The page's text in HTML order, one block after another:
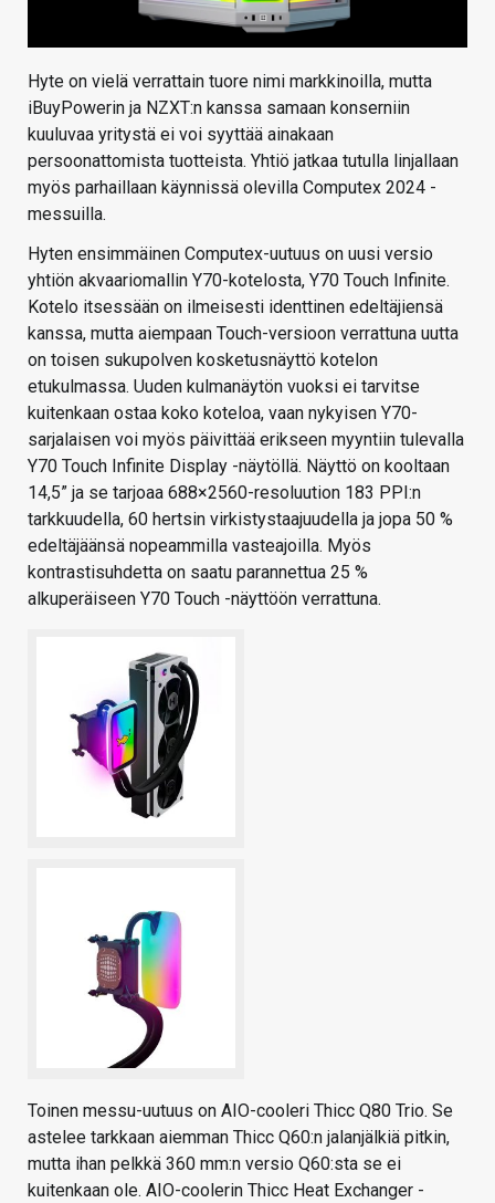
Hyte on vielä verrattain tuore nimi markkinoilla, mutta
iBuyPowerin ja NZXT:n kanssa samaan konserniin
kuuluvaa yritystä ei voi syyttää ainakaan
persoonattomista tuotteista. Yhtiö jatkaa tutulla linjallaan
myös parhaillaan käynnissä olevilla Computex 2024 -
messuilla.
Hyten ensimmäinen Computex-uutuus on uusi versio
yhtiön akvaariomallin Y70-kotelosta, Y70 Touch Infinite.
Kotelo itsessään on ilmeisesti identtinen edeltäjiensä
kanssa, mutta aiempaan Touch-versioon verrattuna uutta
on toisen sukupolven kosketusnäyttö kotelon
etukulmassa. Uuden kulmanäytön vuoksi ei tarvitse
kuitenkaan ostaa koko koteloa, vaan nykyisen Y70-
sarjalaisen voi myös päivittää erikseen myyntiin tulevalla
Y70 Touch Infinite Display -näytöllä. Näyttö on kooltaan
14,5” ja se tarjoaa 688×2560-resoluution 183 PPI:n
tarkkuudella, 60 hertsin virkistystaajuudella ja jopa 50 %
edeltäjäänsä nopeammilla vasteajoilla. Myös
kontrastisuhdetta on saatu parannettua 25 %
alkuperäiseen Y70 Touch -näyttöön verrattuna.
Toinen messu-uutuus on AIO-cooleri Thicc Q80 Trio. Se
astelee tarkkaan aiemman Thicc Q60:n jalanjälkiä pitkin,
mutta ihan pelkkä 360 mm:n versio Q60:sta se ei
kuitenkaan ole. AIO-coolerin Thicc Heat Exchanger -